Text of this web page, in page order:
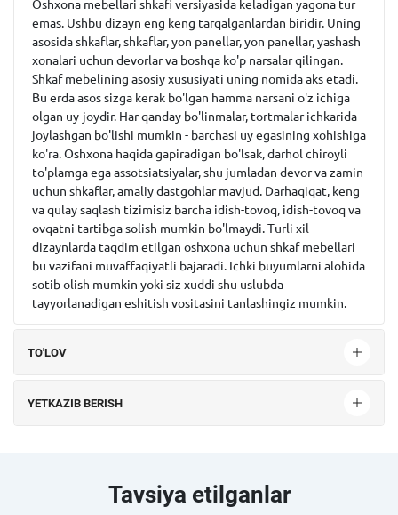
Oshxona mebellari shkafi versiyasida keladigan yagona tur
emas. Ushbu dizayn eng keng tarqalganlardan biridir. Uning
asosida shkaflar, shkaflar, yon panellar, yon panellar, yashash
xonalari uchun devorlar va boshqa ko'p narsalar qilingan.
Shkaf mebelining asosiy xususiyati uning nomida aks etadi.
Bu erda asos sizga kerak bo'lgan hamma narsani o'z ichiga
olgan uy-joydir. Har qanday bo'linmalar, tortmalar ichkarida
joylashgan bo'lishi mumkin - barchasi uy egasining xohishiga
ko'ra. Oshxona haqida gapiradigan bo'lsak, darhol chiroyli
to'plamga ega assotsiatsiyalar, shu jumladan devor va zamin
uchun shkaflar, amaliy dastgohlar mavjud. Darhaqiqat, keng
va qulay saqlash tizimisiz barcha idish-tovoq, idish-tovoq va
ovqatni tartibga solish mumkin bo'lmaydi. Turli xil
dizaynlarda taqdim etilgan oshxona uchun shkaf mebellari
bu vazifani muvaffaqiyatli bajaradi. Ichki buyumlarni alohida
sotib olish mumkin yoki siz xuddi shu uslubda
tayyorlanadigan eshitish vositasini tanlashingiz mumkin.
TO'LOV
YETKAZIB BERISH
Tavsiya etilganlar